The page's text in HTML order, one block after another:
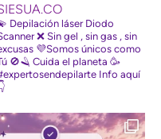
Depilación láser Diodo
❌ Sin gel , sin gas , sin
💜Somos únicos como
🚫🪒 Cuida el planeta🥳
Info aquí